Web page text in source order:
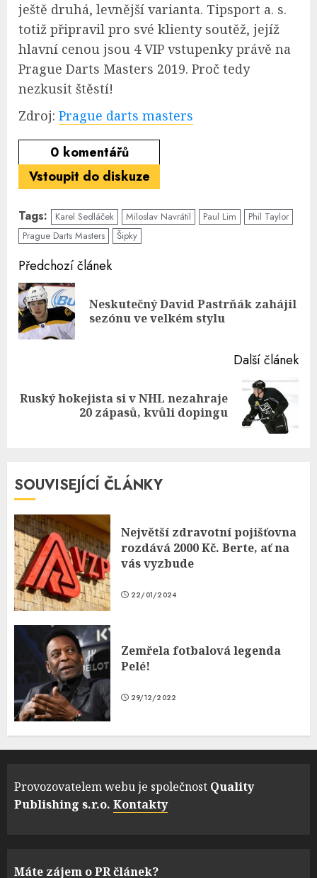
ještě druhá, levnější varianta. Tipsport a. s.
totiž připravil pro své klienty soutěž, jejíž
hlavní cenou jsou 4 VIP vstupenky právě na
Prague Darts Masters 2019. Proč tedy
nezkusit štěstí!
Zdroj: Prague darts masters
0 komentářů
Vstoupit do diskuze
Tags: Karel Sedláček Miloslav Navrátil Paul Lim
Phil Taylor
Prague Darts Masters
Šipky
Continue
Reading
Předchozí článek
Neskutečný David Pastrňák zahájil
sezónu ve velkém stylu
Další článek
Next
Ruský hokejista si v NHL nezahraje
20 zápasů, kvůli dopingu
SOUVISEJÍCÍ ČLÁNKY
Největší zdravotní pojišťovna
rozdává 2000 Kč. Berte, ať na
vás vyzbude
22/01/2024
Zemřela fotbalová legenda
Pelé!
29/12/2022
Provozovatelem webu je společnost Quality
Publishing s.r.o. Kontakty
Máte zájem o PR článek?